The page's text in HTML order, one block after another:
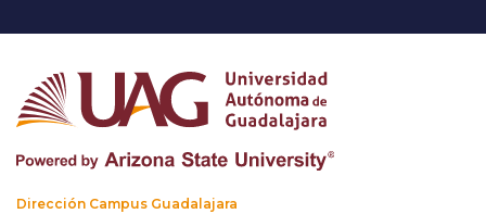
Dirección Campus Guadalajara